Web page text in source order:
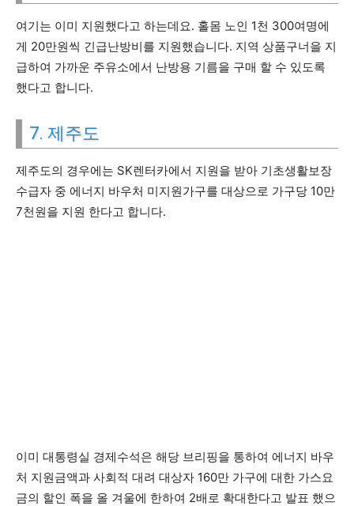
여기는 이미 지원했다고 하는데요. 홀몸 노인 1천 300여명에
게 20만원씩 긴급난방비를 지원했습니다. 지역 상품구너을 지
급하여 가까운 주유소에서 난방용 기름을 구매 할 수 있도록
했다고 합니다.
7. 제주도
제주도의 경우에는 SK렌터카에서 지원을 받아 기초생활보장
수급자 중 에너지 바우처 미지원가구를 대상으로 가구당 10만
7천원을 지원 한다고 합니다.
이미 대통령실 경제수석은 해당 브리핑을 통하여 에너지 바우
처 지원금액과 사회적 대려 대상자 160만 가구에 대한 가스요
금의 할인 폭을 올 겨울에 한하여 2배로 확대한다고 발표 했으